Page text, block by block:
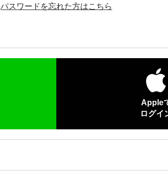
パスワードを忘れた方はこちら
Apple
ログイ